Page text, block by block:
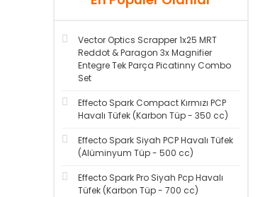
Vector Optics Scrapper 1x25 MRT
Reddot & Paragon 3x Magnifier
Entegre Tek Parça Picatinny Combo
Set
Effecto Spark Compact Kırmızı PCP
Havalı Tüfek (Karbon Tüp - 350 cc)
Effecto Spark Siyah PCP Havalı Tüfek
(Alüminyum Tüp - 500 cc)
Effecto Spark Pro Siyah Pcp Havalı
Tüfek (Karbon Tüp - 700 cc)